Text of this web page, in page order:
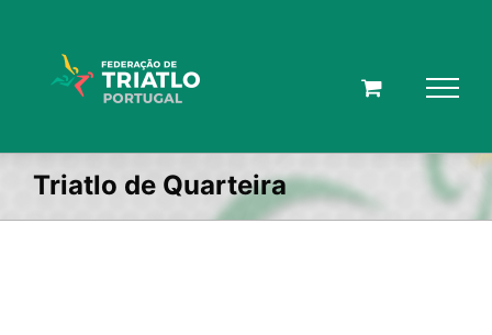
Triatlo de Quarteira